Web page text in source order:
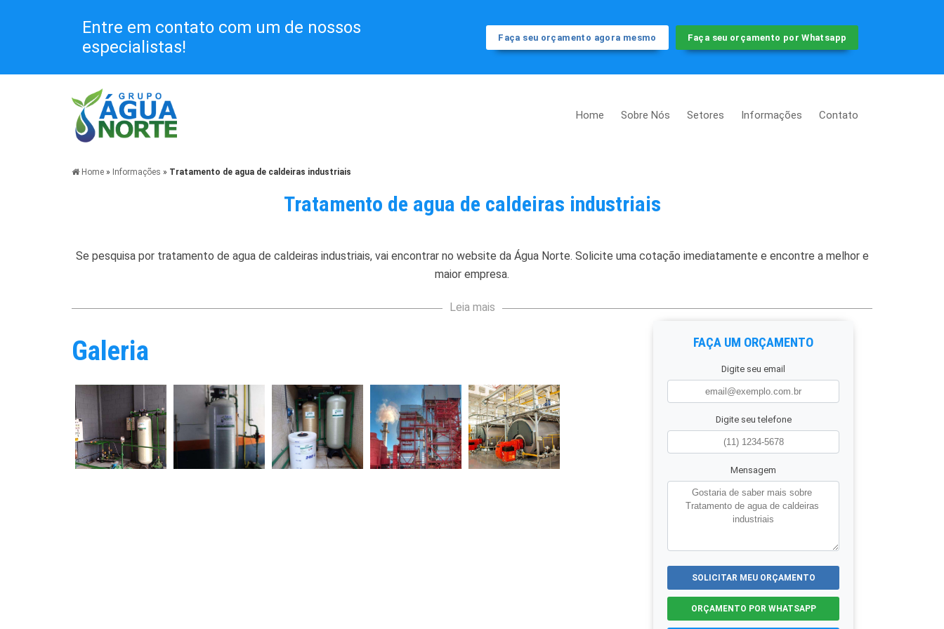
Entre em contato com um de nossos
especialistas!
Faça seu orçamento agora mesmo Faça seu orçamento por Whatsapp
Home Sobre Nós Setores Informações Contato
Home » Informações » Tratamento de agua de caldeiras industriais
Tratamento de agua de caldeiras industriais
Se pesquisa por tratamento de agua de caldeiras industriais, vai encontrar no website da Água Norte. Solicite uma cotação imediatamente e encontre a melhor e
maior empresa.
Leia mais
Galeria FAÇA UM ORÇAMENTO
Digite seu email
Digite seu telefone
Mensagem
SOLICITAR MEU ORÇAMENTO
ORÇAMENTO POR WHATSAPP